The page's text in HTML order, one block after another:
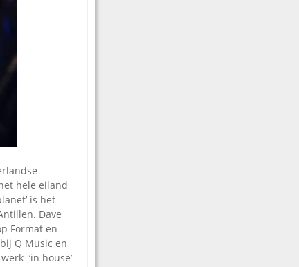
hele eiland
is het
Dave
Format en
Q Music en
‘in house’